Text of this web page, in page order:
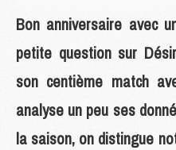
Bon anniversaire avec
petite question sur
son centième match
analyse un peu ses
la saison, on distingue